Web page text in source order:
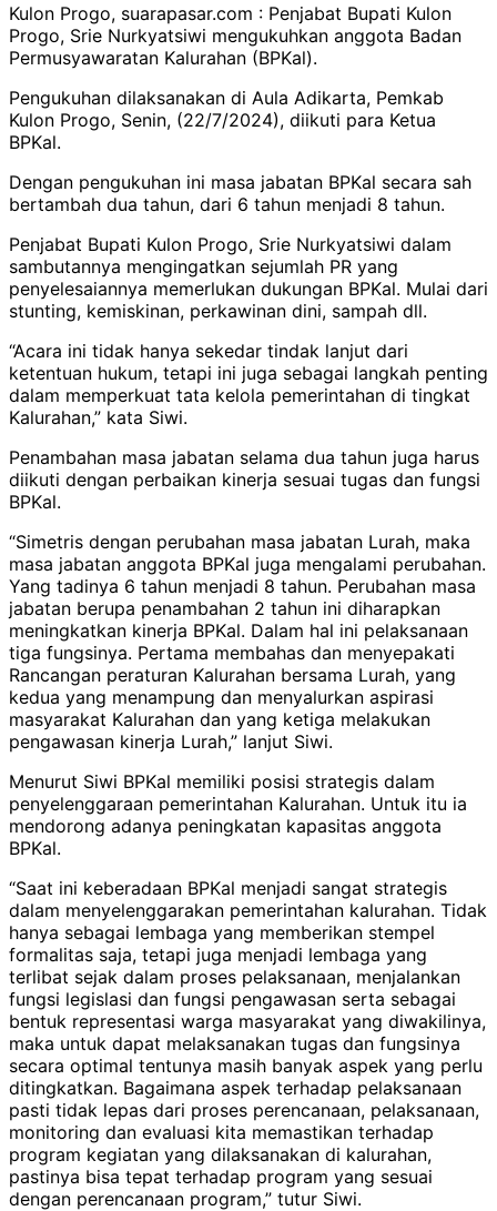
Kulon Progo, suarapasar.com : Penjabat Bupati Kulon
Progo, Srie Nurkyatsiwi mengukuhkan anggota Badan
Permusyawaratan Kalurahan (BPKal).
Pengukuhan dilaksanakan di Aula Adikarta, Pemkab
Kulon Progo, Senin, (22/7/2024), diikuti para Ketua
BPKal.
Dengan pengukuhan ini masa jabatan BPKal secara sah
bertambah dua tahun, dari 6 tahun menjadi 8 tahun.
Penjabat Bupati Kulon Progo, Srie Nurkyatsiwi dalam
sambutannya mengingatkan sejumlah PR yang
penyelesaiannya memerlukan dukungan BPKal. Mulai dari
stunting, kemiskinan, perkawinan dini, sampah dll.
“Acara ini tidak hanya sekedar tindak lanjut dari
ketentuan hukum, tetapi ini juga sebagai langkah penting
dalam memperkuat tata kelola pemerintahan di tingkat
Kalurahan,” kata Siwi.
Penambahan masa jabatan selama dua tahun juga harus
diikuti dengan perbaikan kinerja sesuai tugas dan fungsi
BPKal.
“Simetris dengan perubahan masa jabatan Lurah, maka
masa jabatan anggota BPKal juga mengalami perubahan.
Yang tadinya 6 tahun menjadi 8 tahun. Perubahan masa
jabatan berupa penambahan 2 tahun ini diharapkan
meningkatkan kinerja BPKal. Dalam hal ini pelaksanaan
tiga fungsinya. Pertama membahas dan menyepakati
Rancangan peraturan Kalurahan bersama Lurah, yang
kedua yang menampung dan menyalurkan aspirasi
masyarakat Kalurahan dan yang ketiga melakukan
pengawasan kinerja Lurah,” lanjut Siwi.
Menurut Siwi BPKal memiliki posisi strategis dalam
penyelenggaraan pemerintahan Kalurahan. Untuk itu ia
mendorong adanya peningkatan kapasitas anggota
BPKal.
“Saat ini keberadaan BPKal menjadi sangat strategis
dalam menyelenggarakan pemerintahan kalurahan. Tidak
hanya sebagai lembaga yang memberikan stempel
formalitas saja, tetapi juga menjadi lembaga yang
terlibat sejak dalam proses pelaksanaan, menjalankan
fungsi legislasi dan fungsi pengawasan serta sebagai
bentuk representasi warga masyarakat yang diwakilinya,
maka untuk dapat melaksanakan tugas dan fungsinya
secara optimal tentunya masih banyak aspek yang perlu
ditingkatkan. Bagaimana aspek terhadap pelaksanaan
pasti tidak lepas dari proses perencanaan, pelaksanaan,
monitoring dan evaluasi kita memastikan terhadap
program kegiatan yang dilaksanakan di kalurahan,
pastinya bisa tepat terhadap program yang sesuai
dengan perencanaan program,” tutur Siwi.